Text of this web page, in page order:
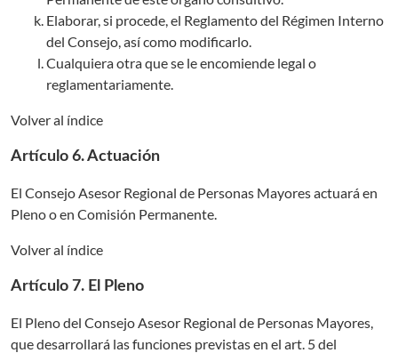
Elaborar, si procede, el Reglamento del Régimen Interno
del Consejo, así como modificarlo.
Cualquiera otra que se le encomiende legal o
reglamentariamente.
Volver al índice
Artículo 6. Actuación
El Consejo Asesor Regional de Personas Mayores actuará en
Pleno o en Comisión Permanente.
Volver al índice
Artículo 7. El Pleno
El Pleno del Consejo Asesor Regional de Personas Mayores,
que desarrollará las funciones previstas en el art. 5 del